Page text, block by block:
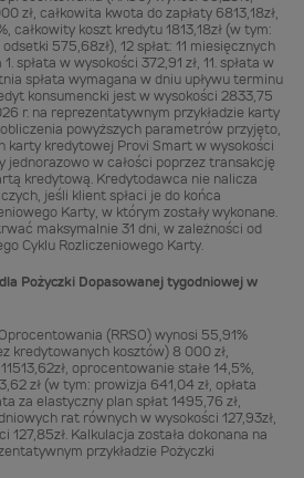
zł, całkowita kwota do zapłaty 6813,18zł,
całkowity koszt kredytu 1813,18zł (w tym:
575,68zł), 12 spłat: 11 miesięcznych
spłata w wysokości 372,91 zł, 11. spłata w
spłata wymagana w dniu upływu terminu
konsumencki jest w wysokości 2833,75
r. na reprezentatywnym przykładzie karty
powyższych parametrów przyjęto,
karty kredytowej Provi Smart w wysokości
jednorazowo w całości poprzez transakcję
kredytową. Kredytodawca nie nalicza
jeśli klient spłaci je do końca
Karty, w którym zostały wykonane.
maksymalnie 31 dni, w zależności od
Cyklu Rozliczeniowego Karty.
Pożyczki Dopasowanej tygodniowej w
(RRSO) wynosi 55,91%
kredytowanych kosztów) 8 000 zł,
oprocentowanie stałe 14,5%,
zł (w tym: prowizja 641,04 zł, opłata
za elastyczny plan spłat 1495,76 zł,
rat równych w wysokości 127,93zł,
Kalkulacja została dokonana na
przykładzie Pożyczki